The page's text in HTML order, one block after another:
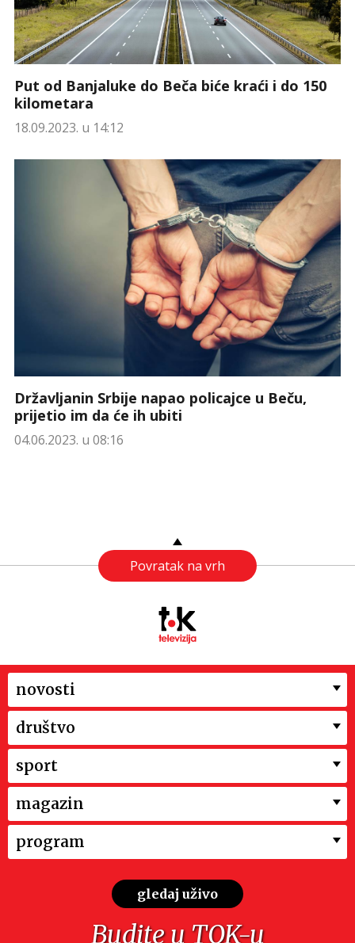
Put od Banjaluke do Beča biće kraći i do 150
kilometara
18.09.2023. u 14:12
Državljanin Srbije napao policajce u Beču,
prijetio im da će ih ubiti
04.06.2023. u 08:16
Povratak na vrh
novosti
društvo
sport
magazin
program
gledaj uživo
Budite u TOK-u